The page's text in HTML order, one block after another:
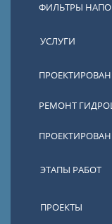
ФИЛЬТРЫ
УСЛУГИ
РЕМОНТ
ЭТАПЫ РАБОТ
ПРОЕКТЫ